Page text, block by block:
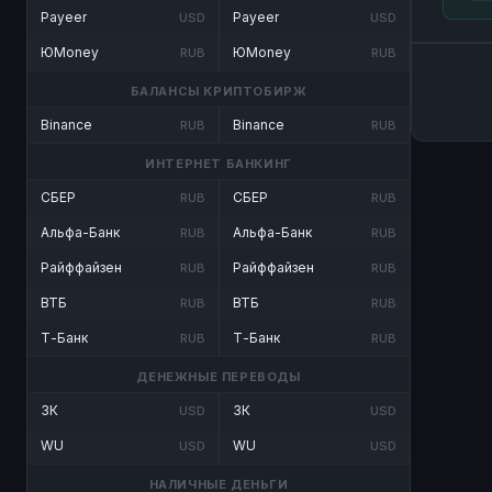
Payeer USD
ЮMoney RUB
Payeer USD
ЮMoney RUB
БАЛАНСЫ КРИПТОБИРЖ
Binance RUB Binance RUB
ИНТЕРНЕТ БАНКИНГ
СБЕР RUB
Альфа-Банк RUB
Райффайзен RUB
ВТБ RUB
Т-Банк RUB
СБЕР RUB
Альфа-Банк RUB
Райффайзен RUB
ВТБ RUB
Т-Банк RUB
ДЕНЕЖНЫЕ ПЕРЕВОДЫ
ЗК USD
WU USD
ЗК USD
WU USD
НАЛИЧНЫЕ ДЕНЬГИ